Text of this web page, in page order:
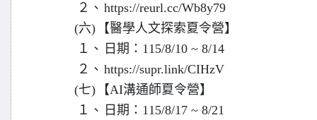
２、 https://reurl.cc/Wb8y79
(六) 【醫學人文探索夏令營】
１、 日期：115/8/10 ~ 8/14
２、 https://supr.link/CIHzV
(七) 【AI溝通師夏令營】
１、 日期：115/8/17 ~ 8/21